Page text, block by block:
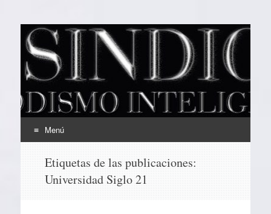
EL SINDICAL
Periodismo Inteligente
Menú
contenido
Etiquetas de las publicaciones:
Universidad Siglo 21